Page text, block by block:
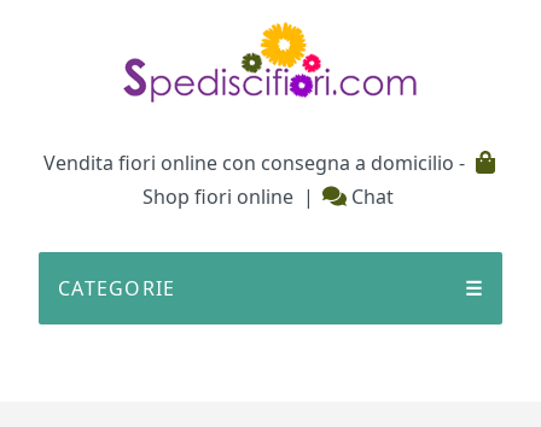
Vendita fiori online con consegna a domicilio -
Shop fiori online | Chat
CATEGORIE ☰